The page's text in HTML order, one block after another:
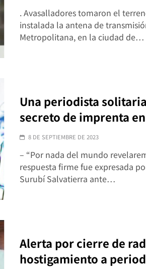
. Avasalladores tomaron el
instalada la antena de
Metropolitana, en la ciudad de…
Una periodista
secreto de imprenta
8 DE SEPTIEMBRE DE 2023
– “Por nada del mundo
respuesta firme fue expresada
Surubí Salvatierra ante…
Alerta por cierre de
hostigamiento a